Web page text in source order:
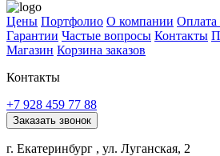
Цены Портфолио О компании Оплата
Гарантии Частые вопросы Контакты
Магазин Корзина заказов
Контакты
+7 928 459 77 88
Заказать звонок
г. Екатеринбург , ул. Луганская, 2